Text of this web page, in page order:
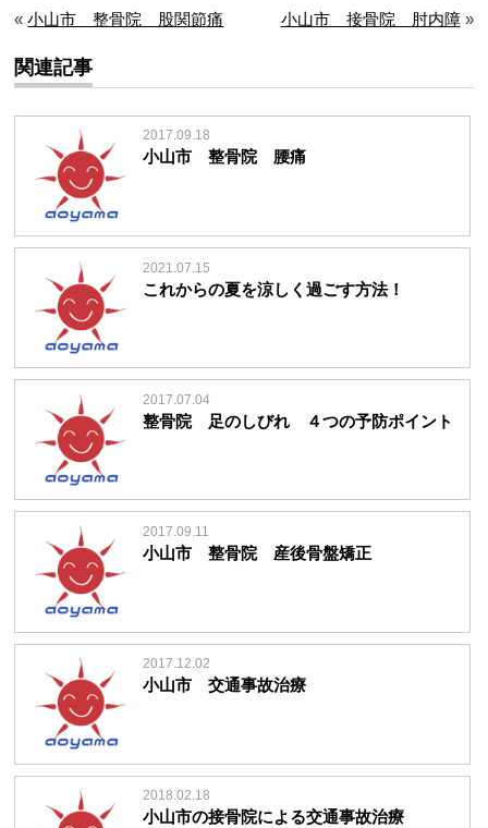
«小山市 整骨院 股関節痛 小山市 接骨院 肘内障»
関連記事
2017.09.18
小山市 整骨院 腰痛
2021.07.15
これからの夏を涼しく過ごす方法！
2017.07.04
整骨院 足のしびれ ４つの予防ポイント
2017.09.11
小山市 整骨院 産後骨盤矯正
2017.12.02
小山市 交通事故治療
2018.02.18
小山市の接骨院による交通事故治療